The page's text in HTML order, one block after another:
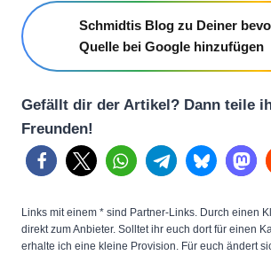
Schmidtis Blog zu Deiner
Quelle bei Google hinzufügen
Gefällt dir der Artikel? Dann teile
Freunden!
Links mit einem * sind Partner-Links. Durch einen
direkt zum Anbieter. Solltet ihr euch dort für einen
erhalte ich eine kleine Provision. Für euch ändert